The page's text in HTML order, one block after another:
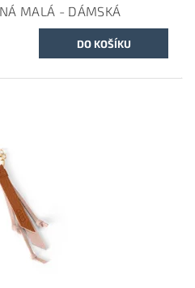
MALÁ - DÁMSKÁ